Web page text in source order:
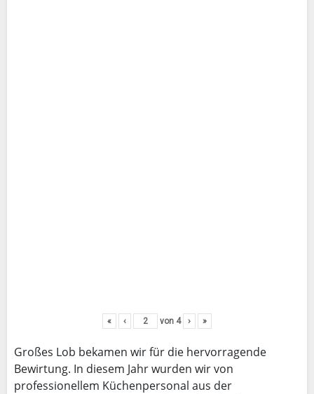
« ‹ von 4 › »
Großes Lob bekamen wir für die hervorragende
Bewirtung. In diesem Jahr wurden wir von
professionellem Küchenpersonal aus der